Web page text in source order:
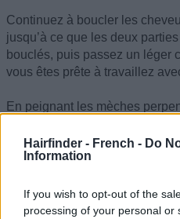
Hairfinder - French - Do
Information
If you wish to opt-out of the
processing of your personal or
Continuez à boucler les
jusqu’à ce que les deux
bouclés, puis passez un léger
vous êtes prête à travaillez
En peignant les mèches
toute la partie haute ait été
dans les cheveux du haut
adoucissez les cheveux en
section à l’aide d’un